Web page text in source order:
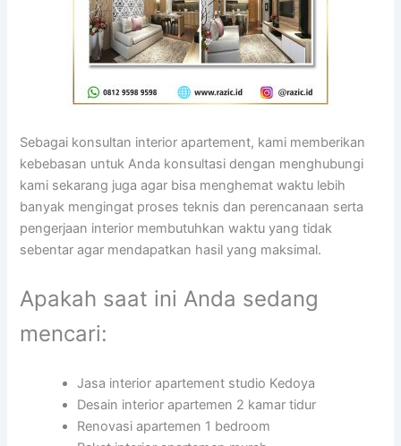
Sebagai konsultan interior apartement, kami memberikan
kebebasan untuk Anda konsultasi dengan menghubungi
kami sekarang juga agar bisa menghemat waktu lebih
banyak mengingat proses teknis dan perencanaan serta
pengerjaan interior membutuhkan waktu yang tidak
sebentar agar mendapatkan hasil yang maksimal.
Apakah saat ini Anda sedang
mencari:
Jasa interior apartement studio Kedoya
Desain interior apartemen 2 kamar tidur
Renovasi apartemen 1 bedroom